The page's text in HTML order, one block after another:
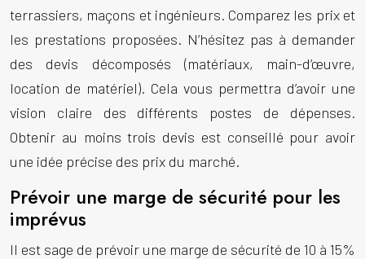
terrassiers, maçons et ingénieurs. Comparez les prix et
les prestations proposées. N’hésitez pas à demander
des devis décomposés (matériaux, main-d’œuvre,
location de matériel). Cela vous permettra d’avoir une
vision claire des différents postes de dépenses.
Obtenir au moins trois devis est conseillé pour avoir
une idée précise des prix du marché.
Prévoir une marge de sécurité pour les
imprévus
Il est sage de prévoir une marge de sécurité de 10 à 15%